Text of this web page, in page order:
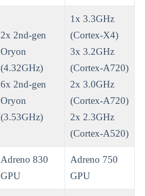
2x 2nd-gen
Oryon
(4.32GHz)
6x 2nd-gen
Oryon
(3.53GHz)
1x 3.3GHz
(Cortex-X4)
3x 3.2GHz
(Cortex-A720)
2x 3.0GHz
(Cortex-A720)
2x 2.3GHz
(Cortex-A520)
Adreno 830
GPU
Adreno 750
GPU